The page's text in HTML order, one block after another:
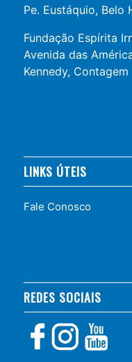
Pe. Eustáquio, Belo
Fundação Espírita
Avenida das
Kennedy, Contagem
LINKS ÚTEIS
Fale Conosco
REDES SOCIAIS